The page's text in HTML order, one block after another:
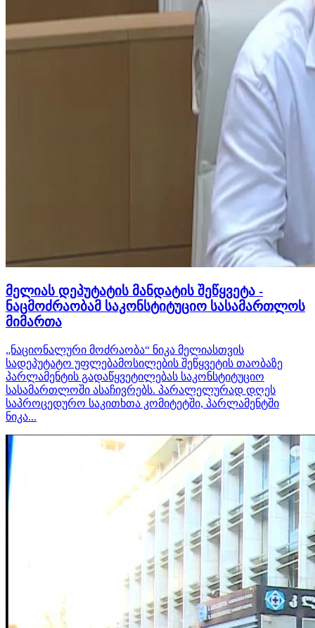
მელიას დეპუტატის მანდატის შეწყვეტა -
ნაცმოძრაობამ საკონსტიტუციო სასამართლოს
მიმართა
„ნაციონალური მოძრაობა“ ნიკა მელიასთვის
სადეპუტატო უფლებამოსილების შეწყვეტის თაობაზე
პარლამენტის გადაწყვეტილებას საკონსტიტუციო
სასამართლოში ასაჩივრებს. პარალელურად დღეს
საპროცედურო საკითხთა კომიტეტში, პარლამენტში
ნიკა...